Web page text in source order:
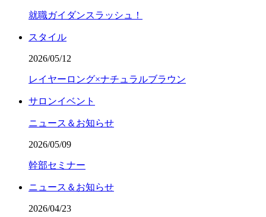
就職ガイダンスラッシュ！
スタイル
2026/05/12
レイヤーロング×ナチュラルブラウン
サロンイベント
ニュース＆お知らせ
2026/05/09
幹部セミナー
ニュース＆お知らせ
2026/04/23